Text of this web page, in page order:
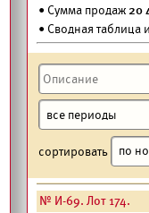
• Сумма продаж 20
• Сводная таблица
сортировать
№ И-69. Лот 174.